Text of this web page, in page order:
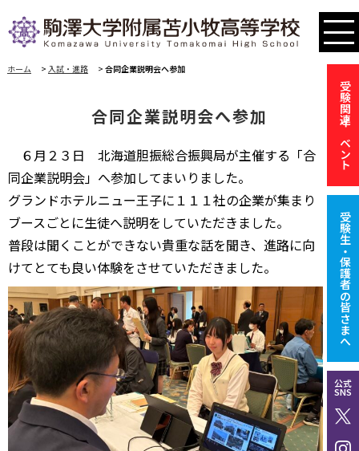
受験関連イベント
受験生・保護者の皆さまへ
公式
SNS
ホーム > 入試・進路 > 合同企業説明会へ参加
合同企業説明会へ参加
６月２３日 北海道胆振総合振興局が主催する「合
同企業説明会」へ参加してまいりました。
グランドホテルニュー王子に１１１社の企業が集まり
ブースごとに生徒へ説明をしていただきました。
普段は聞くことができない貴重な話を聞き、進路に向
けてとても良い体験をさせていただきました。